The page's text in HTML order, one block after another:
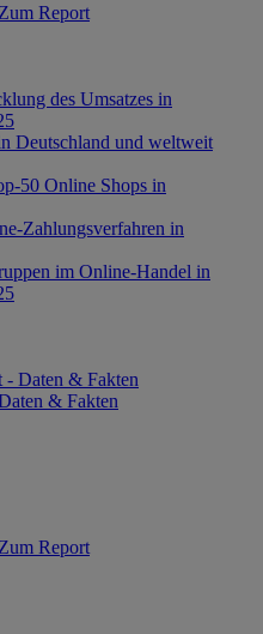
Zum Report
des Umsatzes in
Deutschland und weltweit
50 Online Shops in
Zahlungsverfahren in
im Online-Handel in
- Daten & Fakten
& Fakten
Zum Report